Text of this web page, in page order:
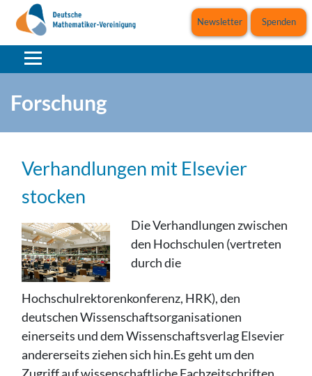
Spenden
Newsletter
Forschung
Verhandlungen mit Elsevier
stocken
Die Verhandlungen zwischen
den Hochschulen (vertreten
durch die
Hochschulrektorenkonferenz, HRK), den
deutschen Wissenschaftsorganisationen
einerseits und dem Wissenschaftsverlag Elsevier
andererseits ziehen sich hin.Es geht um den